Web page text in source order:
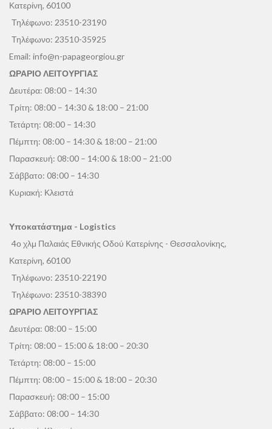
Κατερίνη, 60100
Τηλέφωνο: 23510-23190
Τηλέφωνο: 23510-35925
Email: info@n-papageorgiou.gr
ΩΡΑΡΙΟ ΛΕΙΤΟΥΡΓΙΑΣ
Δευτέρα: 08:00 – 14:30
Τρίτη: 08:00 – 14:30 & 18:00 – 21:00
Τετάρτη: 08:00 – 14:30
Πέμπτη: 08:00 – 14:30 & 18:00 – 21:00
Παρασκευή: 08:00 – 14:00 & 18:00 – 21:00
Σάββατο: 08:00 – 14:30
Κυριακή: Κλειστά
Υποκατάστημα - Logistics
4ο χλμ Παλαιάς Εθνικής Οδού Κατερίνης - Θεσσαλονίκης,
Κατερίνη, 60100
Τηλέφωνο: 23510-22190
Τηλέφωνο: 23510-38390
ΩΡΑΡΙΟ ΛΕΙΤΟΥΡΓΙΑΣ
Δευτέρα: 08:00 – 15:00
Τρίτη: 08:00 – 15:00 & 18:00 – 20:30
Τετάρτη: 08:00 – 15:00
Πέμπτη: 08:00 – 15:00 & 18:00 – 20:30
Παρασκευή: 08:00 – 15:00
Σάββατο: 08:00 – 14:30